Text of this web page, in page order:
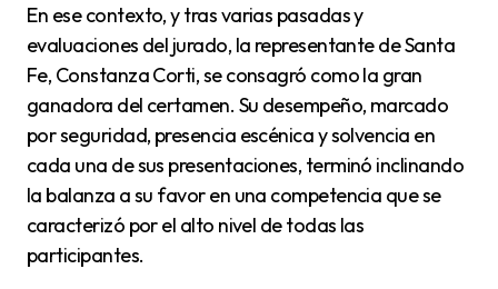
En ese contexto, y tras varias pasadas y
evaluaciones del jurado, la representante de Santa
Fe, Constanza Corti, se consagró como la gran
ganadora del certamen. Su desempeño, marcado
por seguridad, presencia escénica y solvencia en
cada una de sus presentaciones, terminó inclinando
la balanza a su favor en una competencia que se
caracterizó por el alto nivel de todas las
participantes.